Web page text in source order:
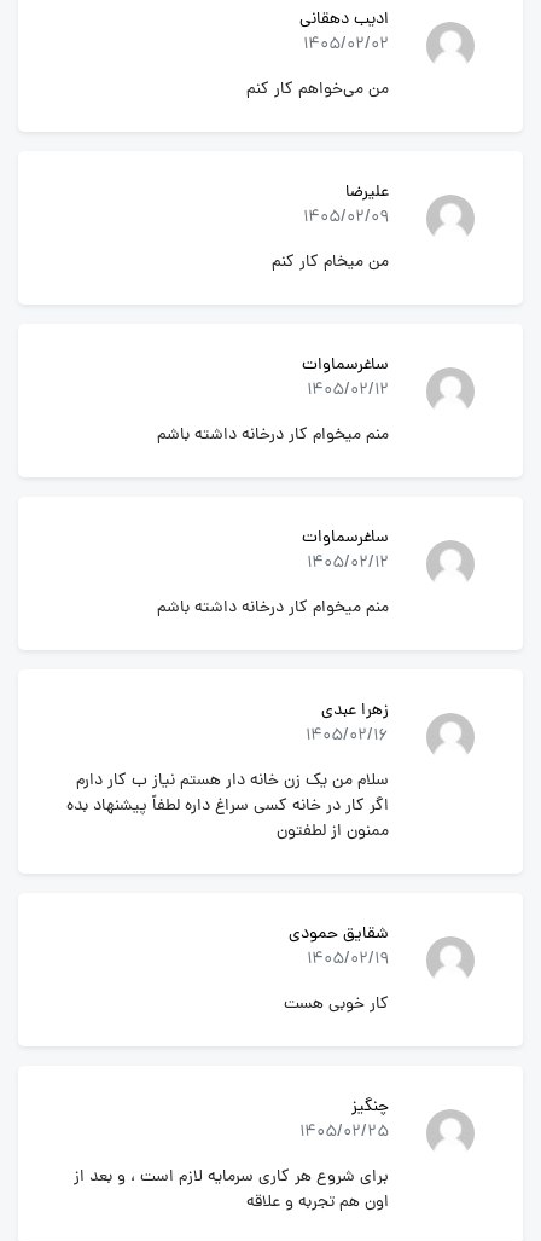
ادیب دهقانی
1405/02/02
من می‌خواهم کار کنم
علیرضا
1405/02/09
من میخام کار کنم
ساغرسماوات
1405/02/12
منم میخوام کار درخانه داشته باشم
ساغرسماوات
1405/02/12
منم میخوام کار درخانه داشته باشم
زهرا عبدی
1405/02/16
سلام من یک زن خانه دار هستم نیاز ب کار دارم
اگر کار در خانه کسی سراغ داره لطفاً پیشنهاد بده
ممنون از لطفتون
شقایق حمودی
1405/02/19
کار خوبی هست
چنگیز
1405/02/25
برای شروع هر کاری سرمایه لازم است ، و بعد از
اون هم تجربه و علاقه